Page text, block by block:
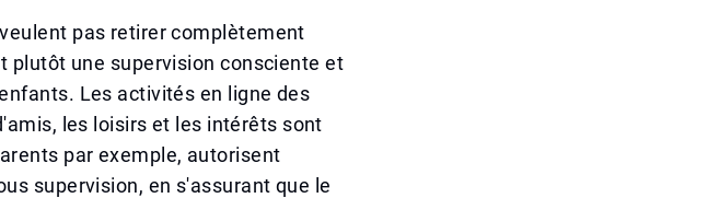
pas retirer complètement
plutôt une supervision consciente et
Les activités en ligne des
les loisirs et les intérêts sont
par exemple, autorisent
supervision, en s'assurant que le